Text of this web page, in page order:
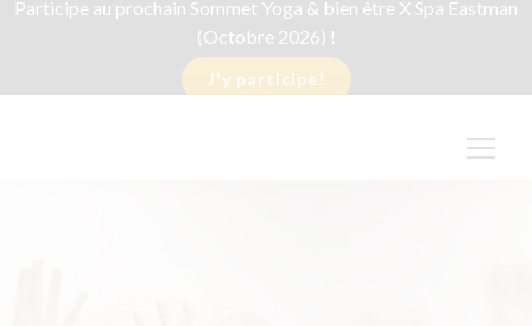
Participe au prochain Sommet Yoga & bien être X Spa Eastman
(Octobre 2026) !
J'y participe!